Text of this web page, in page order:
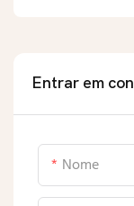
Entrar em
Nome